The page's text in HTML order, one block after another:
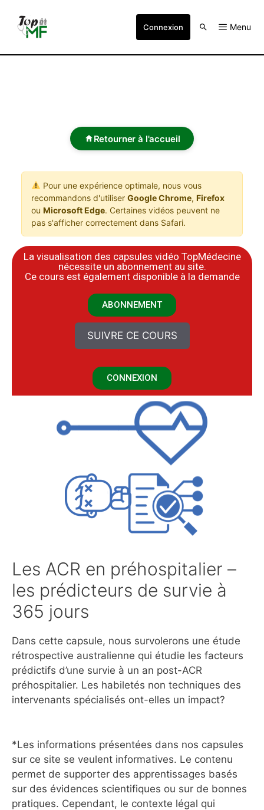
Connexion Menu
Retourner à l'accueil
Pour une expérience optimale, nous vous
recommandons d'utiliser Google Chrome, Firefox
ou Microsoft Edge. Certaines vidéos peuvent ne
pas s'afficher correctement dans Safari.
La visualisation des capsules vidéo TopMédecine
nécessite un abonnement au site.
​Ce cours est également disponible à la demande
ABONNEMENT
SUIVRE CE COURS
CONNEXION
Les ACR en préhospitalier –
les prédicteurs de survie à
365 jours
Dans cette capsule, nous survolerons une étude
rétrospective australienne qui étudie les facteurs
prédictifs d’une survie à un an post-ACR
préhospitalier. Les habiletés non techniques des
intervenants spécialisés ont-elles un impact?
*Les informations présentées dans nos capsules
sur ce site se veulent informatives. Le contenu
permet de supporter des apprentissages basés
sur des évidences scientifiques ou sur de bonnes
pratiques. Cependant, le contexte légal qui